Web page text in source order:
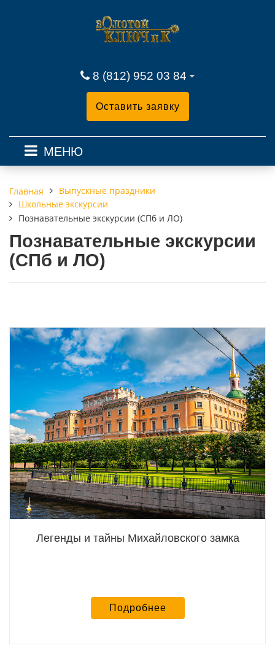
8 (812) 952 03 84
Оставить заявку
МЕНЮ
Главная
Выпускные праздники
Школьные экскурсии
Познавательные экскурсии (СПб и ЛО)
Познавательные экскурсии
(СПб и ЛО)
Легенды и тайны Михайловского замка
Подробнее